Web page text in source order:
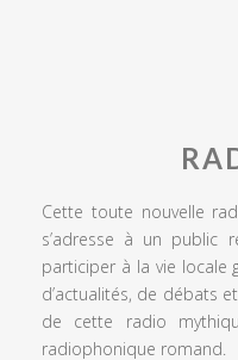
Cette toute nouvelle
s’adresse à un public
participer à la vie locale
d’actualités, de débats
de cette radio
radiophonique romand.